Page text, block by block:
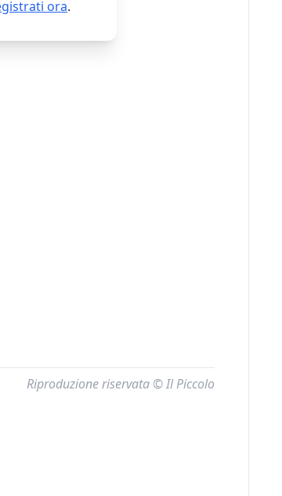
ora.
Riproduzione riservata © Il Piccolo